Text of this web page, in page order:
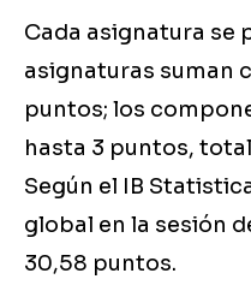
Cada asignatura se
asignaturas suman
puntos; los
hasta 3 puntos,
Según el IB
global en la sesión
30,58 puntos.